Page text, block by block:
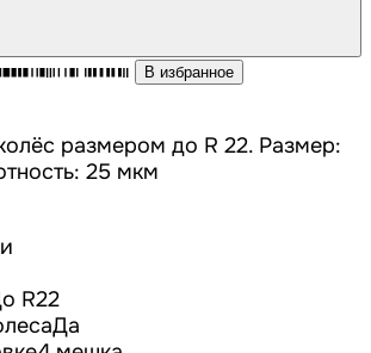
В избранное
размером до R 22. Размер:
25 мкм
R22
Да